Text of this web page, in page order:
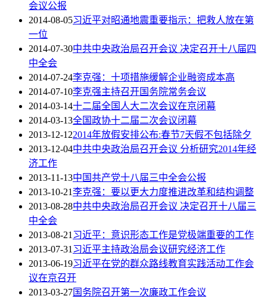
会议公报
2014-08-05习近平对昭通地震重要指示：把救人放在第
一位
2014-07-30中共中央政治局召开会议 决定召开十八届四
中全会
2014-07-24李克强：十项措施缓解企业融资成本高
2014-07-10李克强主持召开国务院常务会议
2014-03-14十二届全国人大二次会议在京闭幕
2014-03-13全国政协十二届二次会议闭幕
2013-12-122014年放假安排公布:春节7天假不包括除夕
2013-12-04中共中央政治局召开会议 分析研究2014年经
济工作
2013-11-13中国共产党十八届三中全会公报
2013-10-21李克强：要以更大力度推进改革和结构调整
2013-08-28中共中央政治局召开会议 决定召开十八届三
中全会
2013-08-21习近平：意识形态工作是党极端重要的工作
2013-07-31习近平主持政治局会议研究经济工作
2013-06-19习近平在党的群众路线教育实践活动工作会
议在京召开
2013-03-27国务院召开第一次廉政工作会议